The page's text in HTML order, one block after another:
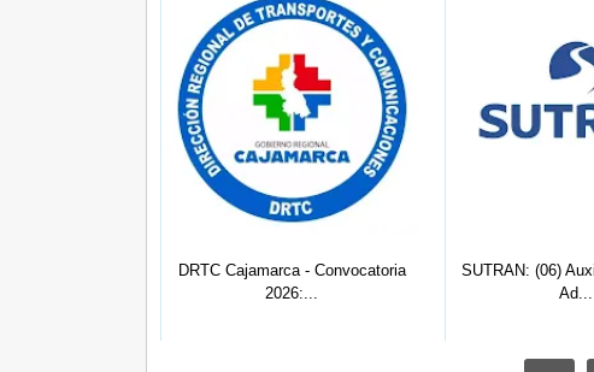
DRTC Cajamarca - Convocatoria
2026:...
SUTRAN: (06)
Ad...